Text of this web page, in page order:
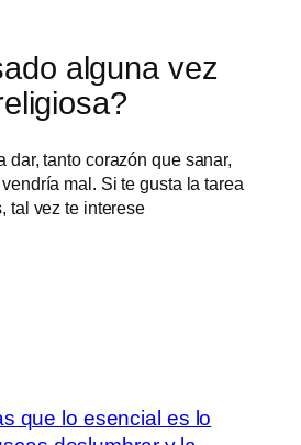
alguna vez
dar, tanto corazón que sanar,
mal. Si te gusta la tarea
tal vez te interese